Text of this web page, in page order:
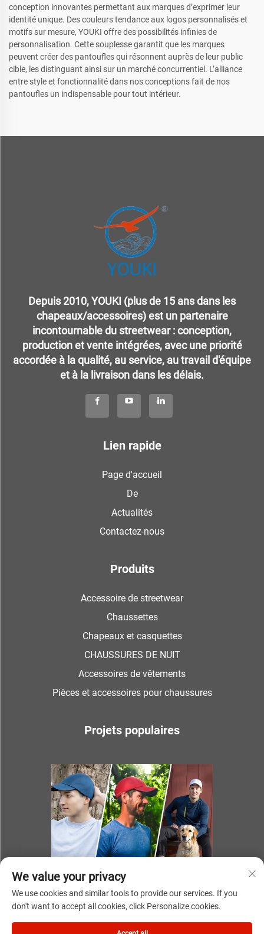
conception innovantes permettant aux marques d’exprimer leur
identité unique. Des couleurs tendance aux logos personnalisés et
motifs sur mesure, YOUKI offre des possibilités infinies de
personnalisation. Cette souplesse garantit que les marques
peuvent créer des pantoufles qui résonnent auprès de leur public
cible, les distinguant ainsi sur un marché concurrentiel. L’alliance
entre style et fonctionnalité dans nos conceptions fait de nos
pantoufles un indispensable pour tout intérieur.
Depuis 2010, YOUKI (plus de 15 ans dans les
chapeaux/accessoires) est un partenaire
incontournable du streetwear : conception,
production et vente intégrées, avec une priorité
accordée à la qualité, au service, au travail d'équipe
et à la livraison dans les délais.
Lien rapide
Page d'accueil
De
Actualités
Contactez-nous
Produits
Accessoire de streetwear
Chaussettes
Chapeaux et casquettes
CHAUSSURES DE NUIT
Accessoires de vêtements
Pièces et accessoires pour chaussures
Projets populaires
Droits d'auteur © 2025 par NINGBO YOUKI UNITE IMP & EXP
We value your privacy
We use cookies and similar tools to provide our services. If you
don't want to accept all cookies, click Personalize cookies.